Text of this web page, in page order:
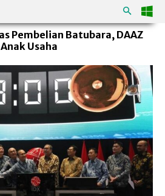
Pembelian Batubara, DAAZ
Usaha